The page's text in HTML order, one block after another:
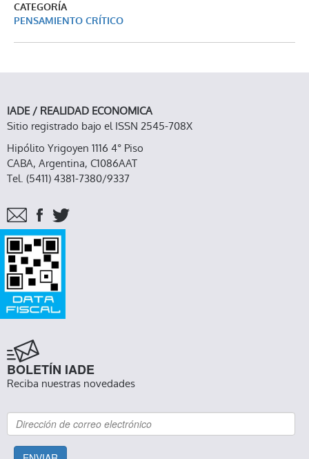
CATEGORÍA
PENSAMIENTO CRÍTICO
IADE / REALIDAD ECONOMICA
Sitio registrado bajo el ISSN 2545-708X
Hipólito Yrigoyen 1116 4° Piso
CABA, Argentina, C1086AAT
Tel. (5411) 4381-7380/9337
BOLETÍN IADE
Reciba nuestras novedades